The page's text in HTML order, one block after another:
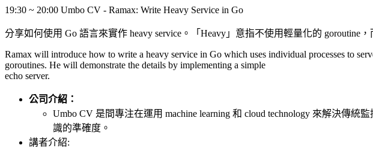
19:30 ~ 20:00 Umbo CV - Ramax: Write Heavy Service in Go
分享如何使用 Go 語言來實作 heavy service。「Heavy」意指不使用輕量化的
Ramax will introduce how to write a heavy service in Go which uses individual processes to
goroutines. He will demonstrate the details by implementing a simple
echo server.
公司介紹：
Umbo CV 是間專注在運用 machine learning 和 cloud technology 來解決傳
識的準確度。
講者介紹: